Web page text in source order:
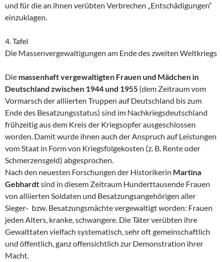
und für die an ihnen verübten Verbrechen „Entschädigungen“
einzuklagen.
4. Tafel
Die Massenvergewaltigungen am Ende des zweiten Weltkriegs
Die massenhaft vergewaltigten Frauen und Mädchen in
Deutschland zwischen 1944 und 1955 (dem Zeitraum vom
Vormarsch der alliierten Truppen auf Deutschland bis zum
Ende des Besatzungsstatus) sind im Nachkriegsdeutschland
frühzeitig aus dem Kreis der Kriegsopfer ausgeschlossen
worden. Damit wurde ihnen auch der Anspruch auf Leistungen
vom Staat in Form von Kriegsfolgekosten (z. B. Rente oder
Schmerzensgeld) abgesprochen.
Nach den neuesten Forschungen der Historikerin Martina
Gebhardtsind in diesem Zeitraum Hunderttausende Frauen
von alliierten Soldaten und Besatzungsangehörigen aller
Sieger- bzw. Besatzungsmächte vergewaltigt worden: Frauen
jeden Alters, kranke, schwangere. Die Täter verübten ihre
Gewalttaten vielfach systematisch, sehr oft gemeinschaftlich
und öffentlich, ganz offensichtlich zur Demonstration ihrer
Macht.